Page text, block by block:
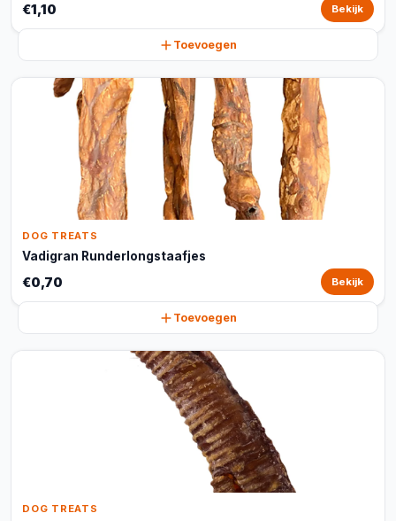
€1,10 Bekijk
Toevoegen
DOG TREATS
Vadigran Runderlongstaafjes
€0,70 Bekijk
Toevoegen
DOG TREATS